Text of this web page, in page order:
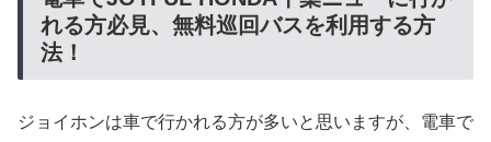
れる方必見、無料巡回バスを利用する方
法！
ジョイホンは車で行かれる方が多いと思いますが、電車で